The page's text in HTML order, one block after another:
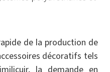
de la production de
décoratifs tels
la demande en